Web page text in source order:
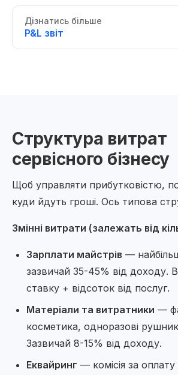
Дізнатись більше
P&L звіт
Структура витрат
сервісного бізнесу
Щоб управляти прибутковістю,
куди йдуть гроші. Ось типова
Змінні витрати (залежать від
Зарплати майстрів —
зазвичай 35-45% від доходу.
ставку + відсоток від послуг.
Матеріали та витратники —
косметика, одноразові
Зазвичай 8-15% від доходу.
Еквайринг — комісія за